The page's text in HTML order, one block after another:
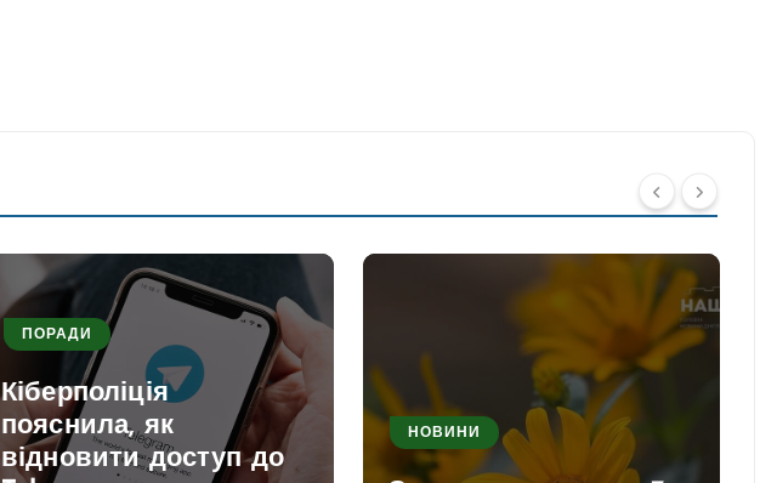
ПОРАДИ
Кіберполіція
пояснила, як
відновити доступ до
НОВИНИ